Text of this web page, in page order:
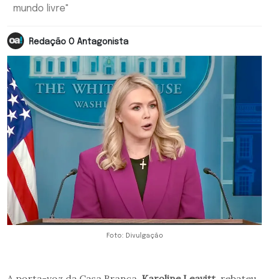
mundo livre"
Redação O Antagonista
Foto: Divulgação